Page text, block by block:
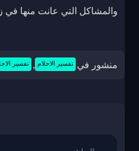
والمشاكل التي عانت منها في
منشور في تفسير الاحلام , تفسير